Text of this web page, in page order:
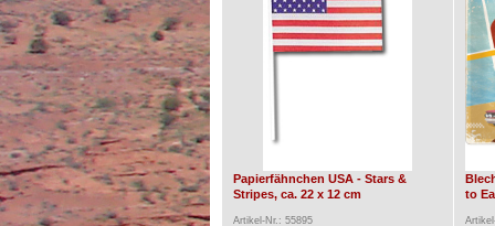
Papierfähnchen USA - Stars &
Stripes, ca. 22 x 12 cm
Artikel-Nr.: 55895
to